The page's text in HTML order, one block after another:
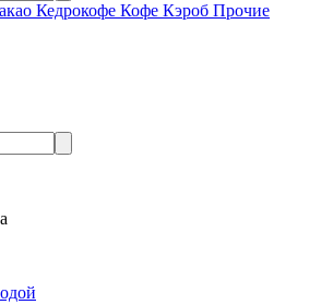
Кедрокофе Кофе Кэроб Прочие